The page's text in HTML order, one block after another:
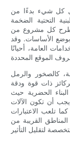
كل شيء بدءًا من
التحتية الضخمة
كل مشروع من
بوضع الأساسات. وقد
العامة، أحيانًا
كالصخور والرمل
ذات قوة ودقة
الحضرية حيث
أن تكون الآلات
تلعب الاعتبارات
المناطق القريبة من